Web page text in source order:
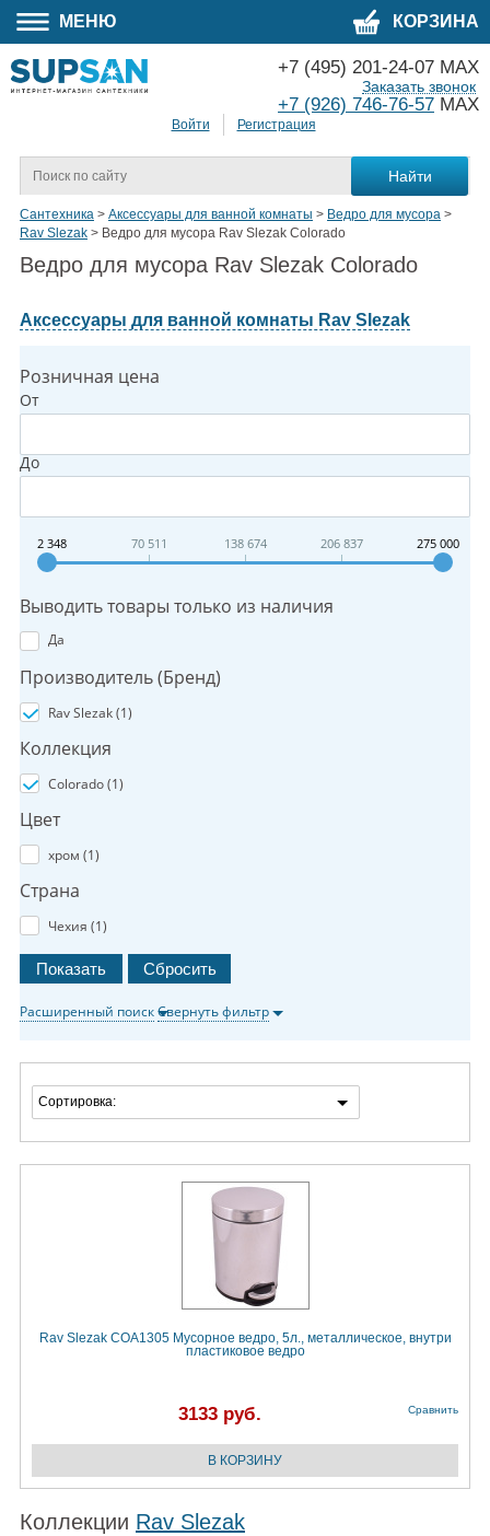
МЕНЮ КОРЗИНА
Войти Регистрация
+7 (495) 201-24-07 MAX
+7 (926) 746-76-57 MAX
Заказать звонок
Сантехника > Аксессуары для ванной комнаты > Ведро для мусора >
Rav Slezak > Ведро для мусора Rav Slezak Colorado
Ведро для мусора Rav Slezak Colorado
Аксессуары для ванной комнаты Rav Slezak
Розничная цена
От
До
2 348 70 511 138 674 206 837 275 000
Выводить товары только из наличия
Да
Производитель (Бренд)
Rav Slezak (1)
Коллекция
Colorado (1)
Цвет
хром (1)
Страна
Чехия (1)
Расширенный поискСвернуть фильтр
Сортировка:
Rav Slezak COA1305 Мусорное ведро, 5л., металлическое, внутри
пластиковое ведро
3133 руб. Сравнить
Коллекции Rav Slezak